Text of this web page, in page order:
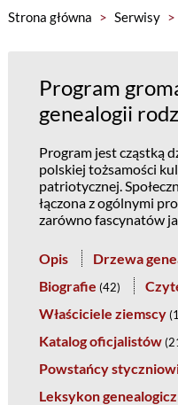
Strona główna > Serwisy >
Program
genealogii
Program jest cząstką
polskiej tożsamości
patriotycznej.
łączona z ogólnymi
zarówno fascynatów
Opis Drzewa
Biografie (42)
Właściciele ziemscy (
Katalog oficjalistów (
Powstańcy
Leksykon